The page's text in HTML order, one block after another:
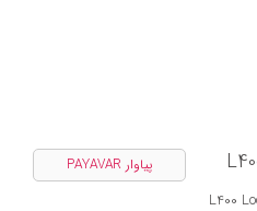
پیاوار PAYAVAR
L400